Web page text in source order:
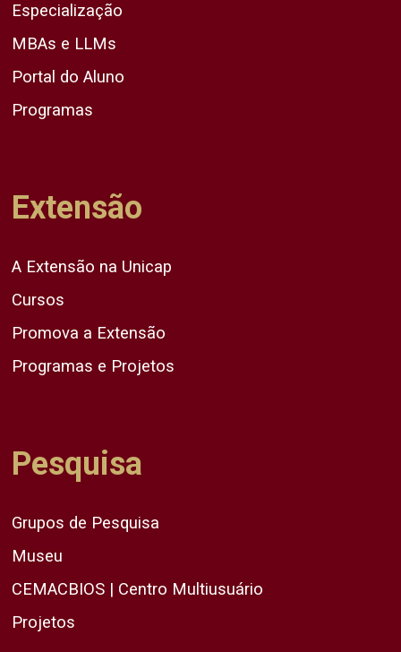
Especialização
MBAs e LLMs
Portal do Aluno
Programas
Extensão
A Extensão na Unicap
Cursos
Promova a Extensão
Programas e Projetos
Pesquisa
Grupos de Pesquisa
Museu
CEMACBIOS | Centro Multiusuário
Projetos